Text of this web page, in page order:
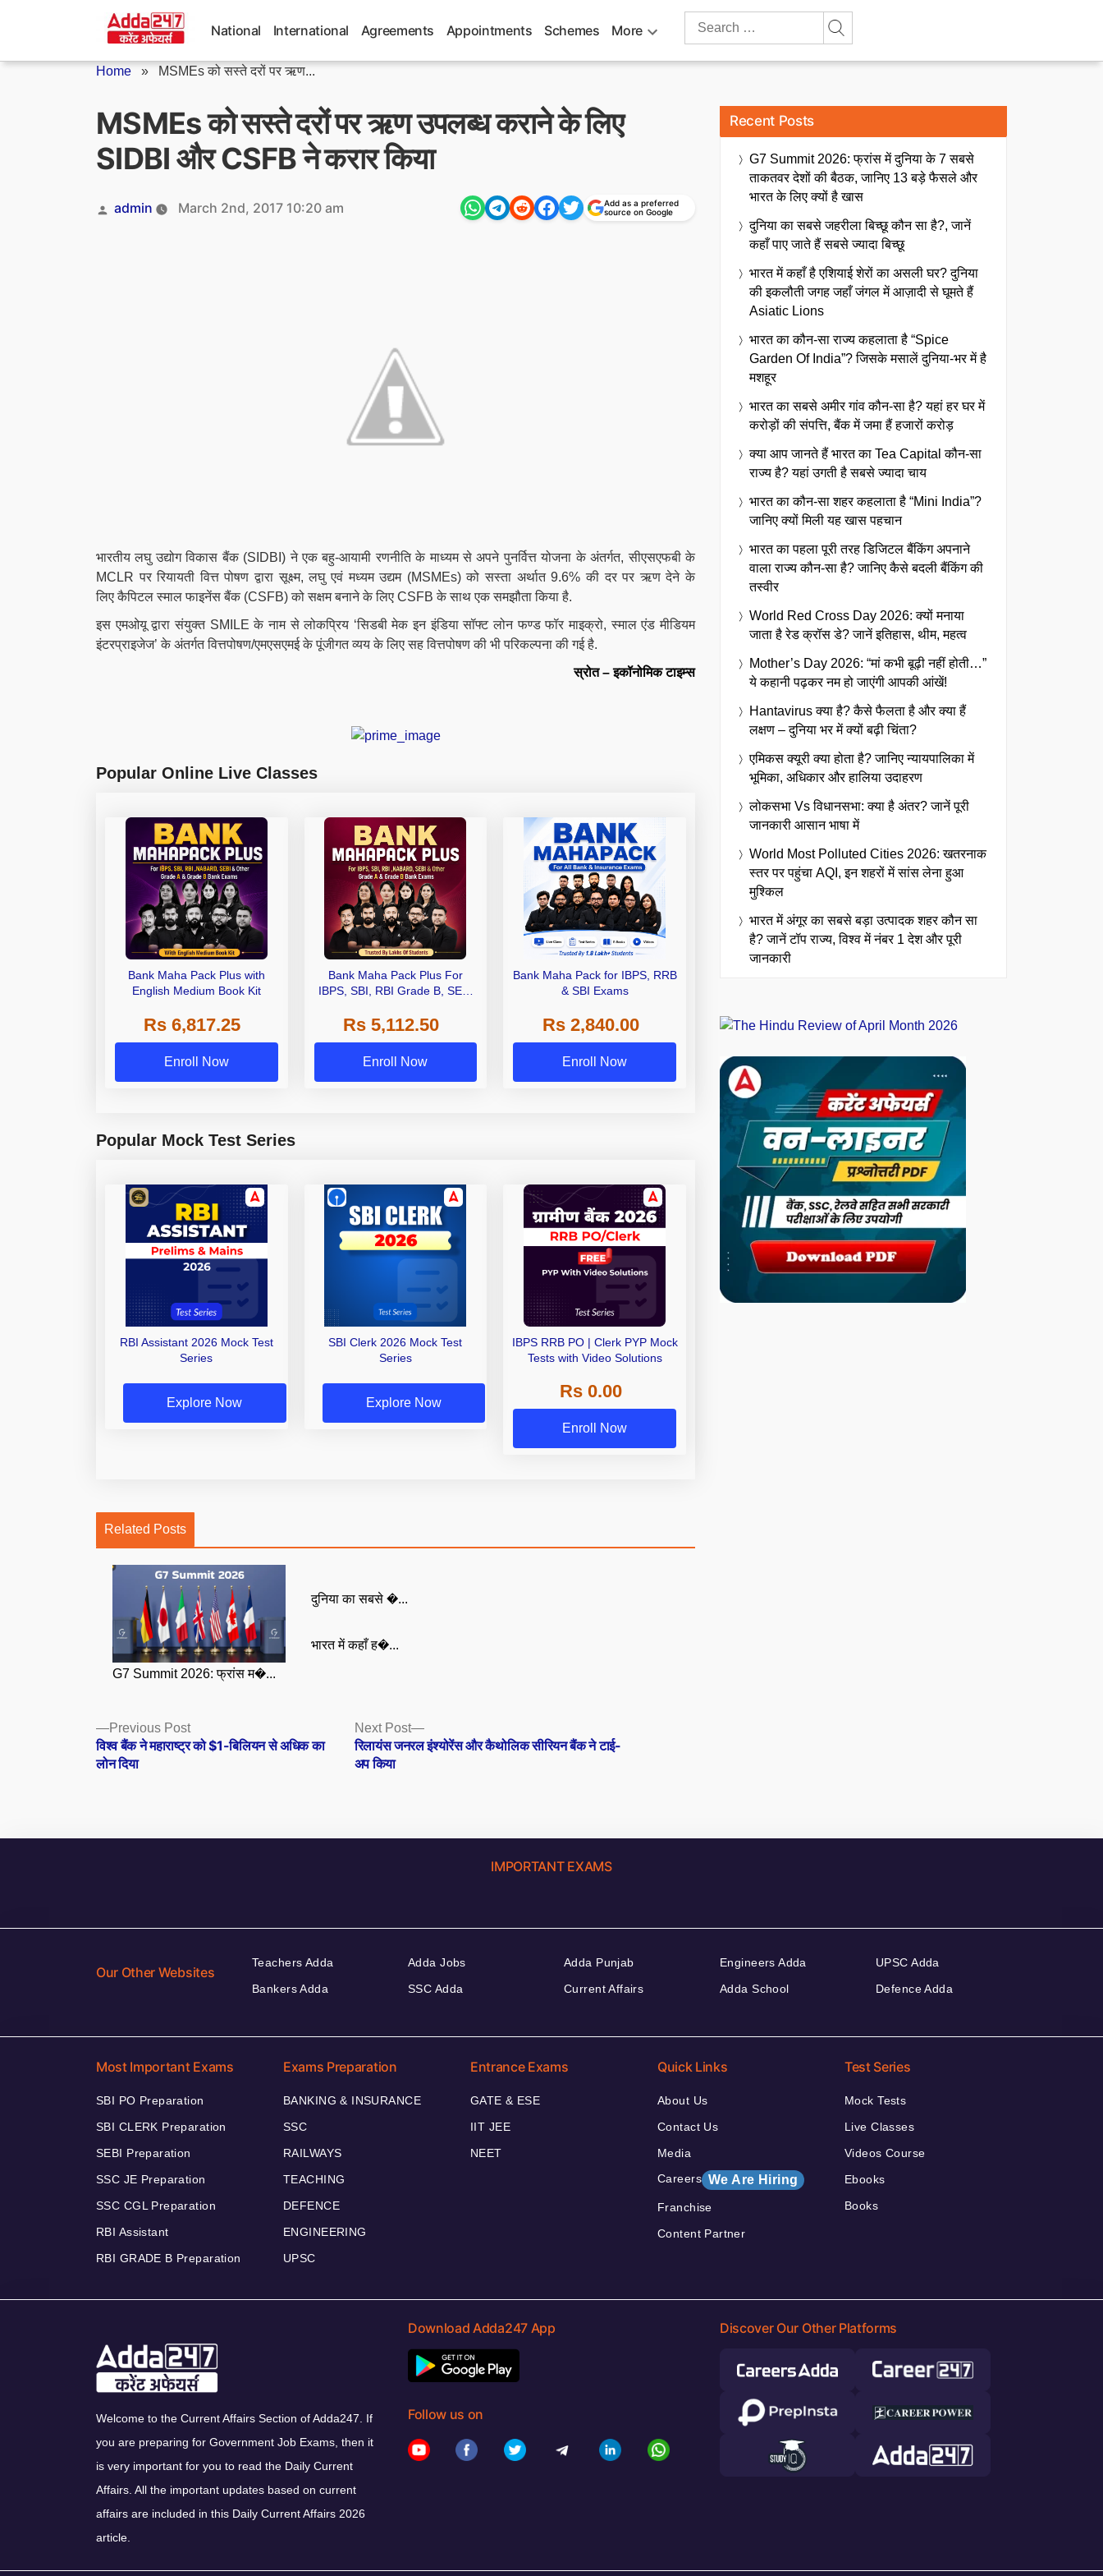
National International Agreements Appointments Schemes More
Search
Home » MSMEs को सस्ते दरों पर ऋण...
MSMEs को सस्ते दरों पर ऋण उपलब्ध कराने के लिए
SIDBI और CSFB ने करार किया
Posted
admin March 2nd, 2017 10:20 am
Add as a preferred
source on Google
भारतीय लघु उद्योग विकास बैंक (SIDBI) नेएक बहु-आयामी रणनीति के माध्यम से अपने पुनर्वित्त योजना के अंतर्गत, सीएसएफबी के
MCLR पर रियायती वित्त पोषण द्वारा सूक्ष्म,लघु एवं मध्यम उद्यम (MSMEs) को सस्ता अर्थात 9.6% की दर पर ऋण देने के
लिए कैपिटल स्माल फाइनेंस बैंक (CSFB) को सक्षम बनाने के लिए CSFB के साथ एक समझौता किया है.
इस एमओयू द्वारा संयुक्त SMILE के नाम से लोकप्रिय ‘सिडबी मेक इन इंडिया सॉफ्ट लोन फण्ड फॉर माइक्रो, स्माल एंड मीडियम
इंटरप्राइजेज’ के अंतर्गत वित्तपोषण/एमएसएमई के पूंजीगत व्यय के लिए सह वित्तपोषण की भी परिकल्पना की गई है.
स्रोत – इकॉनोमिक टाइम्स
Popular Online Live Classes
Bank Maha Pack Plus with
English Medium Book Kit
Rs 6,817.25
Enroll Now
Bank Maha Pack Plus For
IBPS, SBI, RBI Grade B, SEBI
Other Grade A & Grade B Bank
Exams
Rs 5,112.50
Enroll Now
Bank Maha Pack for IBPS, RRB
& SBI Exams
Rs 2,840.00
Enroll Now
Popular Mock Test Series
RBI Assistant 2026 Mock Test
Series
Explore Now
SBI Clerk 2026 Mock Test
Series
Explore Now
IBPS RRB PO | Clerk PYP Mock
Tests with Video Solutions
Rs 0.00
Enroll Now
Related Posts
G7 Summit 2026: फ्रांस म�...
दुनिया का सबसे �...
भारत में कहाँ ह�...
Posts
navigation
Previous PostPrevious
post:
विश्व बैंक ने महाराष्ट्र को $1-बिलियन से अधिक का
लोन दिया
Next Post
Next
post:
रिलायंस जनरल इंश्योरेंस और कैथोलिक सीरियन बैंक ने टाई-
अप किया
Recent Posts
G7 Summit 2026: फ्रांस में दुनिया के 7 सबसे
ताकतवर देशों की बैठक, जानिए 13 बड़े फैसले और
भारत के लिए क्यों है खास
दुनिया का सबसे जहरीला बिच्छू कौन सा है?, जानें
कहाँ पाए जाते हैं सबसे ज्यादा बिच्छू
भारत में कहाँ है एशियाई शेरों का असली घर? दुनिया
की इकलौती जगह जहाँ जंगल में आज़ादी से घूमते हैं
Asiatic Lions
भारत का कौन-सा राज्य कहलाता है “Spice
Garden Of India”? जिसके मसालें दुनिया-भर में है
मशहूर
भारत का सबसे अमीर गांव कौन-सा है? यहां हर घर में
करोड़ों की संपत्ति, बैंक में जमा हैं हजारों करोड़
क्या आप जानते हैं भारत का Tea Capital कौन-सा
राज्य है? यहां उगती है सबसे ज्यादा चाय
भारत का कौन-सा शहर कहलाता है “Mini India”?
जानिए क्यों मिली यह खास पहचान
भारत का पहला पूरी तरह डिजिटल बैंकिंग अपनाने
वाला राज्य कौन-सा है? जानिए कैसे बदली बैंकिंग की
तस्वीर
World Red Cross Day 2026: क्यों मनाया
जाता है रेड क्रॉस डे? जानें इतिहास, थीम, महत्व
Mother’s Day 2026: “मां कभी बूढ़ी नहीं होती…”
ये कहानी पढ़कर नम हो जाएंगी आपकी आंखें!
Hantavirus क्या है? कैसे फैलता है और क्या हैं
लक्षण – दुनिया भर में क्यों बढ़ी चिंता?
एमिकस क्यूरी क्या होता है? जानिए न्यायपालिका में
भूमिका, अधिकार और हालिया उदाहरण
लोकसभा Vs विधानसभा: क्या है अंतर? जानें पूरी
जानकारी आसान भाषा में
World Most Polluted Cities 2026: खतरनाक
स्तर पर पहुंचा AQI, इन शहरों में सांस लेना हुआ
मुश्किल
भारत में अंगूर का सबसे बड़ा उत्पादक शहर कौन सा
है? जानें टॉप राज्य, विश्व में नंबर 1 देश और पूरी
जानकारी
IMPORTANT EXAMS
Our Other Websites
Teachers Adda
Bankers Adda
Adda Jobs
SSC Adda
Adda Punjab
Current Affairs
Engineers Adda
Adda School
UPSC Adda
Defence Adda
Most Important Exams
SBI PO Preparation
SBI CLERK Preparation
SEBI Preparation
SSC JE Preparation
SSC CGL Preparation
RBI Assistant
RBI GRADE B Preparation
Exams Preparation
BANKING & INSURANCE
SSC
RAILWAYS
TEACHING
DEFENCE
ENGINEERING
UPSC
Entrance Exams
GATE & ESE
IIT JEE
NEET
Quick Links
About Us
Contact Us
Media
Careers We Are Hiring
Franchise
Content Partner
Test Series
Mock Tests
Live Classes
Videos Course
Ebooks
Books
Welcome to the Current Affairs Section of Adda247. If
you are preparing for Government Job Exams, then it
is very important for you to read the Daily Current
Affairs. All the important updates based on current
affairs are included in this Daily Current Affairs 2026
article.
Download Adda247 App
Follow us on
Discover Our Other Platforms